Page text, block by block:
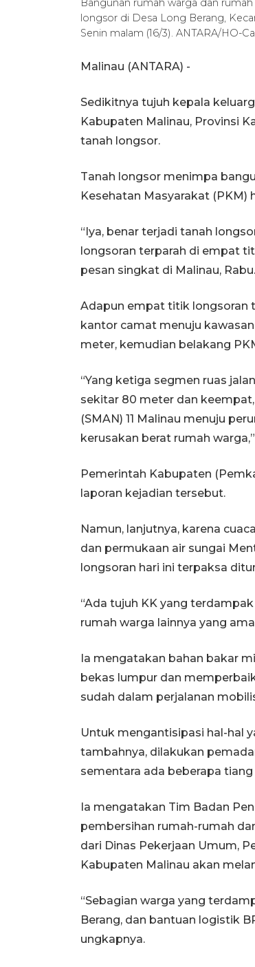
Bangunan rumah warga dan
longsor di Desa Long Berang,
Senin malam (16/3). ANTARA/HO-
Malinau (ANTARA) -
Sedikitnya tujuh kepala
Kabupaten Malinau, Provinsi
tanah longsor.
Tanah longsor menimpa
Kesehatan Masyarakat (PKM)
“Iya, benar terjadi tanah
longsoran terparah di empat
pesan singkat di Malinau, Rabu.
Adapun empat titik longsoran
kantor camat menuju
meter, kemudian belakang
“Yang ketiga segmen ruas
sekitar 80 meter dan
(SMAN) 11 Malinau menuju
kerusakan berat rumah
Pemerintah Kabupaten
laporan kejadian tersebut.
Namun, lanjutnya, karena
dan permukaan air sungai
longsoran hari ini terpaksa
“Ada tujuh KK yang
rumah warga lainnya yang
Ia mengatakan bahan bakar
bekas lumpur dan
sudah dalam perjalanan
Untuk mengantisipasi hal-hal
tambahnya, dilakukan
sementara ada beberapa
Ia mengatakan Tim Badan
pembersihan rumah-rumah
dari Dinas Pekerjaan Umum,
Kabupaten Malinau akan
“Sebagian warga yang
Berang, dan bantuan logistik
ungkapnya.